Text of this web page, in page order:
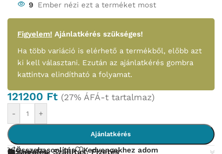
9 Ember nézi ezt a terméket most
Figyelem! Ajánlatkérés szükséges!
Ha több variáció is elérhető a termékből, előbb azt
ki kell választani. Ezután az ajánlatkérés gombra
kattintva elindítható a folyamat.
121200 Ft (27% ÁFÁ-t tartalmaz)
- +
Ajánlatkérés
Összehasonlítás Kedvencekhez adom
Szerelés, Szállítás, Fizetés